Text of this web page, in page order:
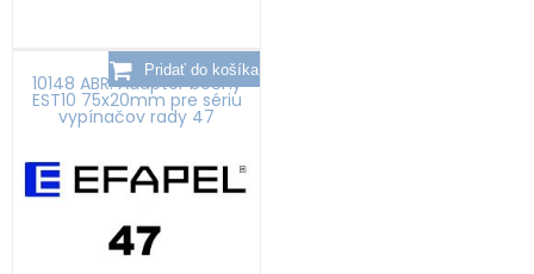
10148 ABR: Adapter bočný
EST10 75x20mm pre sériu
vypínačov rady 47